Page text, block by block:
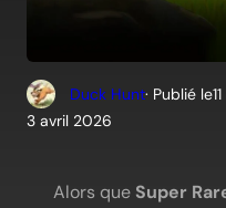
Duck Hunt· Publié le
3 avril 2026
Alors que Super